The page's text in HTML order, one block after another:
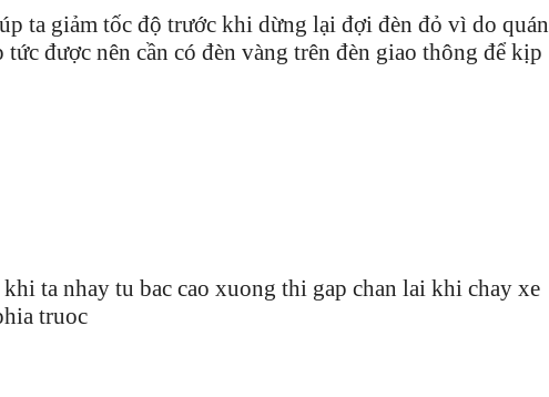
ta giảm tốc độ trước khi dừng lại đợi đèn đỏ vì do quán
được nên cần có đèn vàng trên đèn giao thông để kịp
ta nhay tu bac cao xuong thi gap chan lai khi chay xe
truoc